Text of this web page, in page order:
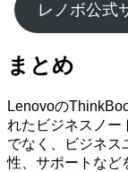
レノボ公式
まとめ
Lenovoの
れたビジネスノー
でなく、ビジネス
性、サポートなど